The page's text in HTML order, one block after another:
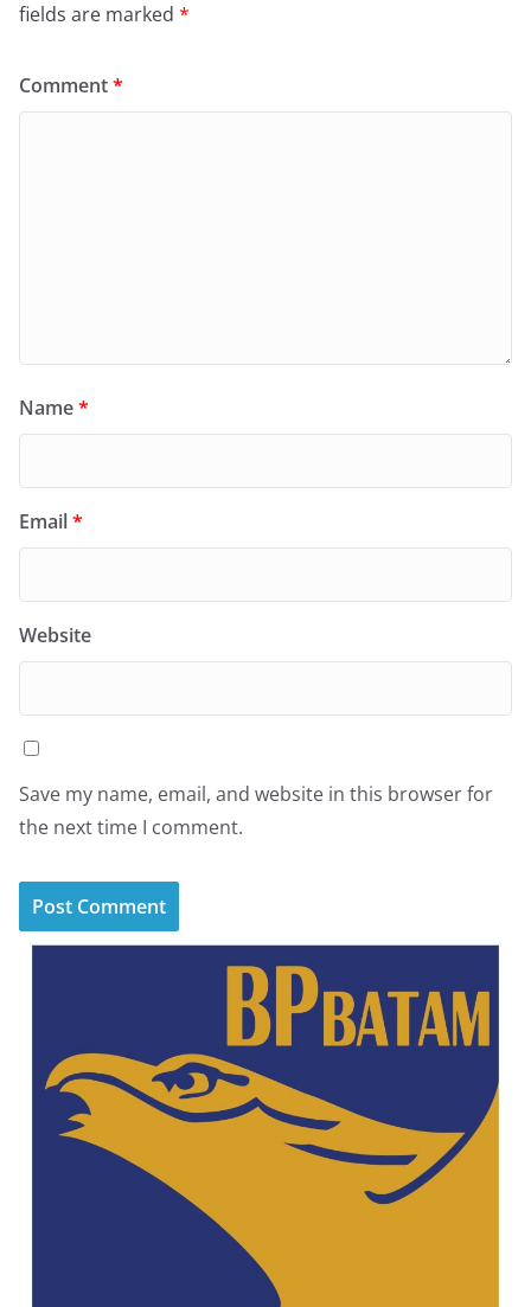
fields are marked *
Comment*
Name*
Email*
Website
Save my name, email, and website in this browser for
the next time I comment.